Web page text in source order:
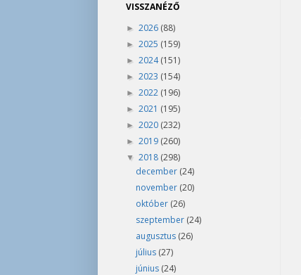
VISSZANÉZŐ
► 2026 (88)
► 2025 (159)
► 2024(151)
► 2023 (154)
► 2022 (196)
► 2021 (195)
► 2020 (232)
► 2019 (260)
▼ 2018 (298)
december (24)
november (20)
október (26)
szeptember (24)
augusztus (26)
július (27)
június (24)